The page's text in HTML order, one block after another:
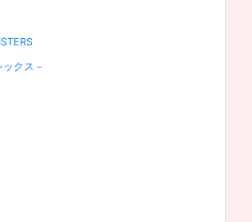
クス－